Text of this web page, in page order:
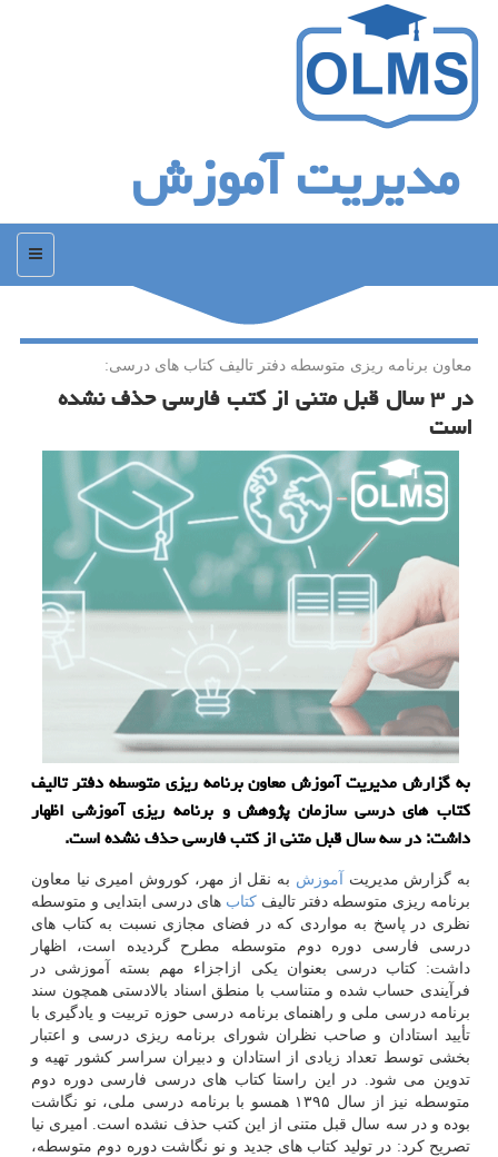
مدیریت آموزش
منو
معاون برنامه ریزی متوسطه دفتر تالیف كتاب های درسی:
در ۳ سال قبل متنی از كتب فارسی حذف نشده
است
به گزارش مدیریت آموزش معاون برنامه ریزی متوسطه دفتر تالیف
كتاب های درسی سازمان پژوهش و برنامه ریزی آموزشی اظهار
داشت: در سه سال قبل متنی از كتب فارسی حذف نشده است.
به گزارش مدیریت آموزش به نقل از مهر، كوروش امیری نیا معاون
برنامه ریزی متوسطه دفتر تالیف كتاب های درسی ابتدایی و متوسطه
نظری در پاسخ به مواردی كه در فضای مجازی نسبت به كتاب های
درسی فارسی دوره دوم متوسطه مطرح گردیده است، اظهار
داشت: كتاب درسی بعنوان یكی ازاجزاء مهم بسته آموزشی در
فرآیندی حساب شده و متناسب با منطق اسناد بالادستی همچون سند
برنامه درسی ملی و راهنمای برنامه درسی حوزه تربیت و یادگیری با
تأیید استادان و صاحب نظران شورای برنامه ریزی درسی و اعتبار
بخشی توسط تعداد زیادی از استادان و دبیران سراسر كشور تهیه و
تدوین می شود. در این راستا كتاب های درسی فارسی دوره دوم
متوسطه نیز از سال ۱۳۹۵ همسو با برنامه درسی ملی، نو نگاشت
بوده و در سه سال قبل متنی از این كتب حذف نشده است. امیری نیا
تصریح كرد: در تولید كتاب های جدید و نو نگاشت دوره دوم متوسطه،